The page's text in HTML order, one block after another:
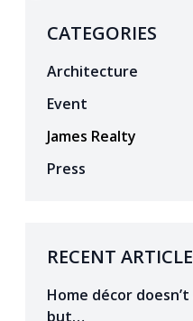
CATEGORIES
Architecture
Event
James Realty
Press
RECENT
Home décor
but…